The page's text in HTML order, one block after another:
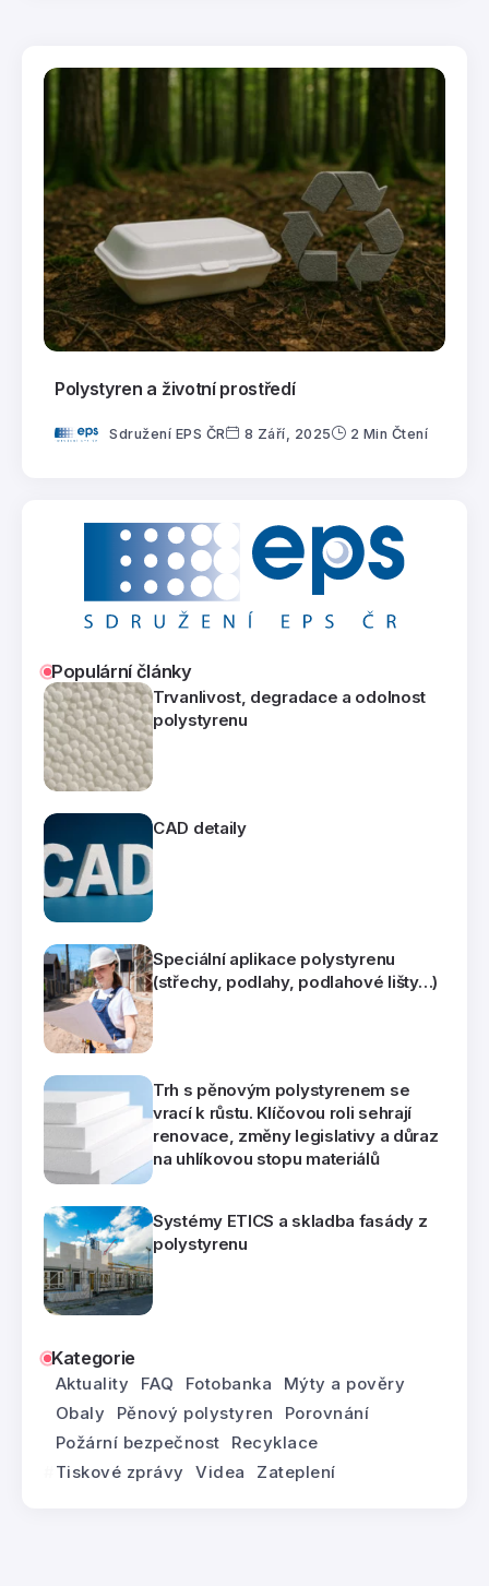
Polystyren a životní prostředí
Sdružení EPS ČR 8 Září, 2025 2 Min Čtení
Populární články
Trvanlivost, degradace a odolnost
polystyrenu
CAD detaily
Speciální aplikace polystyrenu
(střechy, podlahy, podlahové lišty…)
Trh s pěnovým polystyrenem se
vrací k růstu. Klíčovou roli sehrají
renovace, změny legislativy a důraz
na uhlíkovou stopu materiálů
Systémy ETICS a skladba fasády z
polystyrenu
Kategorie
Aktuality FAQ Fotobanka
Mýty a pověry
Obaly
Pěnový polystyren
Porovnání
Požární bezpečnost
Recyklace
Tiskové zprávy
Videa Zateplení